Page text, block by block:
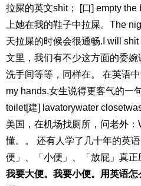
拉屎的英文shit； [口] empty
上她在我的鞋子中拉屎。The
天拉屎的时候会很通畅.I will
文里，我们有不少这方面的委
洗手间等等，同样在。 在英语
my hands.女生说得更客气的一
toilet[建] lavatorywater
美国，在机场找厕所，问老外
懂。。 还有人学了几十年的英
便」、「小便」、「放屁」真正
我要大便。我要小便。用英语